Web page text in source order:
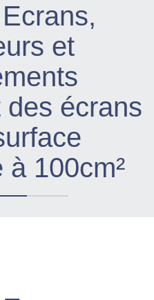
et
écrans
100cm²